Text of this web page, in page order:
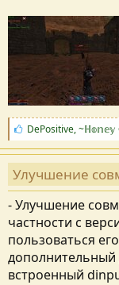
С
и
м
п
а
т
и
и
:
DePositive,~ℍ𝕠𝕟𝕖𝕪
Улучшение
- Улучшение
частности с
пользоваться
дополнительный
встроенный